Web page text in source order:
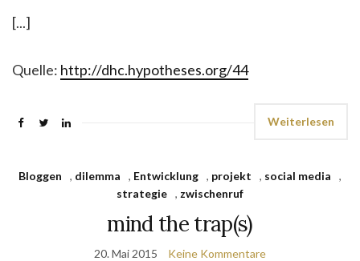
[...]
Quelle: http://dhc.hypotheses.org/44
Weiterlesen
Bloggen , dilemma , Entwicklung , projekt , social media
,
strategie , zwischenruf
mind the trap(s)
20. Mai 2015 Keine Kommentare